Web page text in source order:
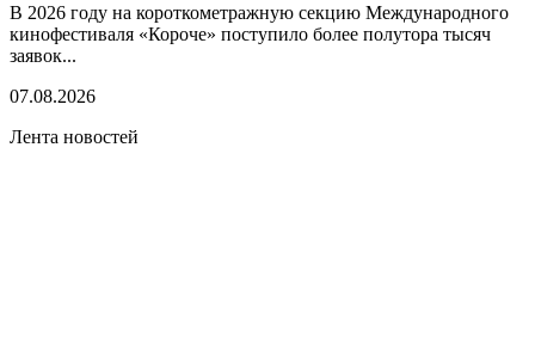
В 2026 году на короткометражную секцию Международного
кинофестиваля «Короче» поступило более полутора тысяч
заявок...
07.08.2026
Лента новостей